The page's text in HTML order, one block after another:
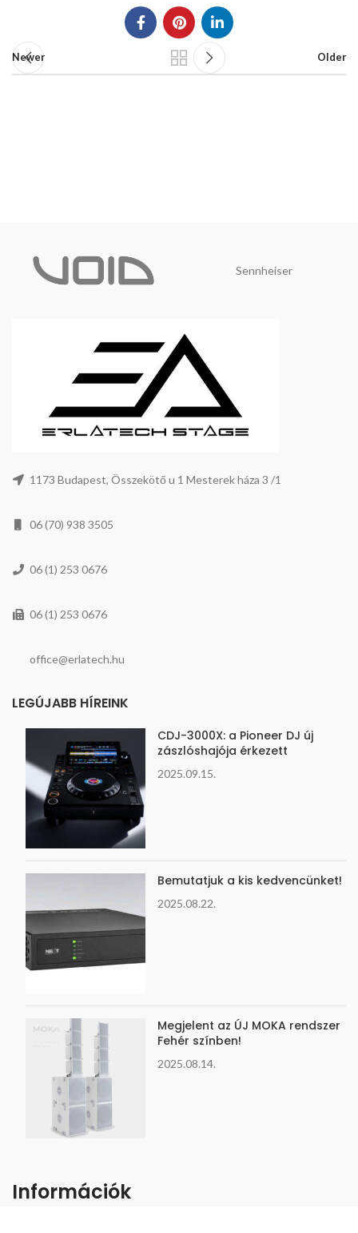
Newer Older
Sennheiser
1173 Budapest, Összekötő u 1 Mesterek háza 3 /1
06 (70) 938 3505
06 (1) 253 0676
06 (1) 253 0676
office@erlatech.hu
LEGÚJABB HÍREINK
CDJ-3000X: a Pioneer DJ új
zászlóshajója érkezett
2025.09.15.
Bemutatjuk a kis kedvencünket!
2025.08.22.
Megjelent az ÚJ MOKA rendszer
Fehér színben!
2025.08.14.
Információk